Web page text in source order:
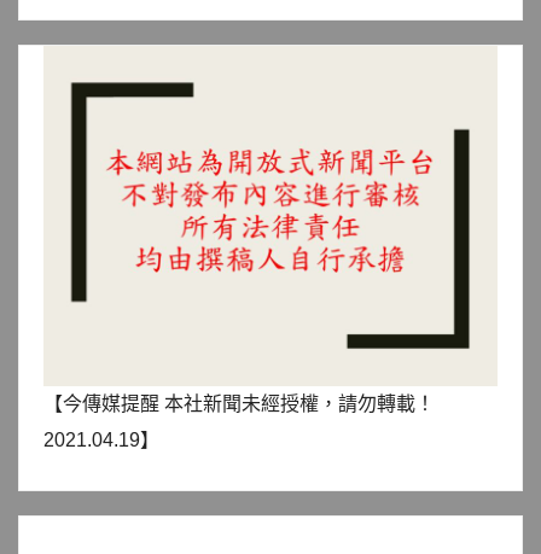
【今傳媒提醒 本社新聞未經授權，請勿轉載！
2021.04.19】